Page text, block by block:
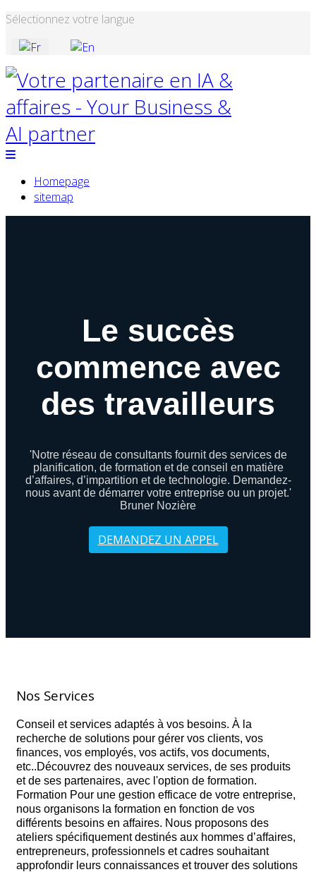
Sélectionnez votre langue
Homepage
sitemap
Le succès
commence avec
des travailleurs
'Notre réseau de consultants fournit des services de
planification, de formation et de conseil en matière
d’affaires, d’impartition et de technologie. Demandez-
nous avant de démarrer votre entreprise ou un projet.'
Bruner Nozière
DEMANDEZ UN APPEL
Nos Services
Conseil et services adaptés à vos besoins. À la
recherche de solutions pour gérer vos clients, vos
finances, vos employés, vos actifs, vos documents,
etc..Découvrez des nouveaux services, de ses produits
et de ses partenaires, avec l'option de formation.
Formation Pour une gestion efficace de votre entreprise,
nous organisons la formation en fonction de vos
différents besoins en affaires. Nous proposons des
ateliers spécifiquement destinés aux hommes d’affaires,
entrepreneurs, professionnels et cadres souhaitant
approfondir leurs connaissances et trouver des solutions